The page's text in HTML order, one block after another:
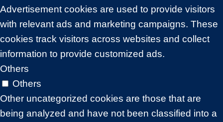
Advertisement cookies are used to provide visitors
with relevant ads and marketing campaigns. These
cookies track visitors across websites and collect
information to provide customized ads.
Others
Others
Other uncategorized cookies are those that are
being analyzed and have not been classified into a